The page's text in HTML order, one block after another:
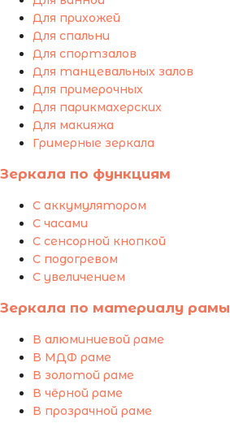
Для прихожей
Для спальни
Для спортзалов
Для танцевальных залов
Для примерочных
Для парикмахерских
Для макияжа
Гримерные зеркала
Зеркала по функциям
С аккумулятором
С часами
С сенсорной кнопкой
С подогревом
С увеличением
Зеркала по материалу рамы
В алюминиевой раме
В МДФ раме
В золотой раме
В чёрной раме
В прозрачной раме